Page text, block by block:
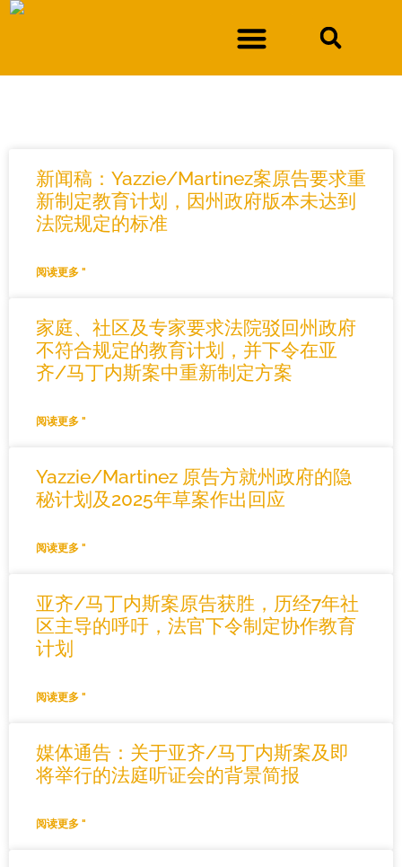
新闻稿：Yazzie/Martinez案原告要求重
新制定教育计划，因州政府版本未达到
法院规定的标准
阅读更多 "
家庭、社区及专家要求法院驳回州政府
不符合规定的教育计划，并下令在亚
齐/马丁内斯案中重新制定方案
阅读更多 "
Yazzie/Martinez 原告方就州政府的隐
秘计划及2025年草案作出回应
阅读更多 "
亚齐/马丁内斯案原告获胜，历经7年社
区主导的呼吁，法官下令制定协作教育
计划
阅读更多 "
媒体通告：关于亚齐/马丁内斯案及即
将举行的法庭听证会的背景简报
阅读更多 "